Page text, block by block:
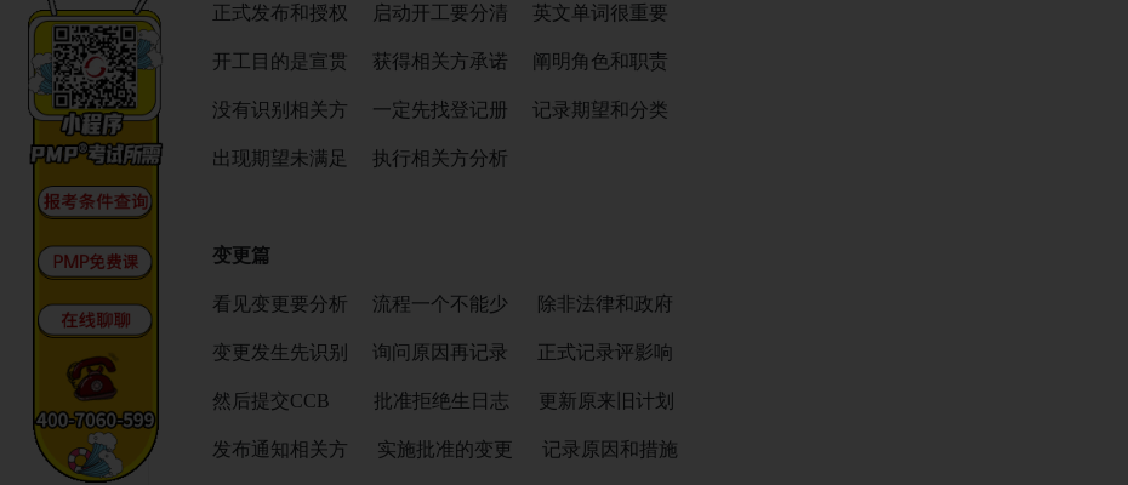
正式发布和授权 启动开工要分清 英文单词很重要
开工目的是宣贯 获得相关方承诺 阐明角色和职责
没有识别相关方 一定先找登记册 记录期望和分类
出现期望未满足 执行相关方分析
变更篇
看见变更要分析 流程一个不能少 除非法律和政府
变更发生先识别 询问原因再记录 正式记录评影响
然后提交CCB 批准拒绝生日志 更新原来旧计划
发布通知相关方 实施批准的变更 记录原因和措施